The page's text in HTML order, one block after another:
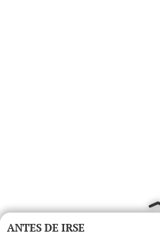
ANTES DE IRSE